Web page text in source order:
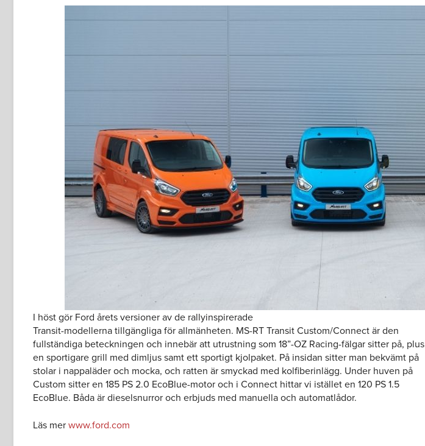
I höst gör Ford årets versioner av de rallyinspirerade
Transit-modellerna tillgängliga för allmänheten. MS-RT Transit Custom/Connect är den
fullständiga beteckningen och innebär att utrustning som 18”-OZ Racing-fälgar sitter på, plus
en sportigare grill med dimljus samt ett sportigt kjolpaket. På insidan sitter man bekvämt på
stolar i nappaläder och mocka, och ratten är smyckad med kolfiberinlägg. Under huven på
Custom sitter en 185 PS 2.0 EcoBlue-motor och i Connect hittar vi istället en 120 PS 1.5
EcoBlue. Båda är dieselsnurror och erbjuds med manuella och automatlådor.
Läs merwww.ford.com